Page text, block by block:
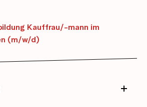
Kauffrau/-mann im
(m/w/d)